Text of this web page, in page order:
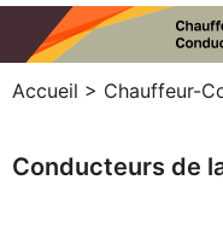
Accueil > Chauffeur-
Conducteurs de